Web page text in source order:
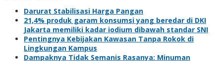
Darurat Stabilisasi Harga Pangan
21,4% produk garam konsumsi yang beredar di DKI
Jakarta memiliki kadar iodium dibawah standar SNI
Pentingnya Kebijakan Kawasan Tanpa Rokok di
Lingkungan Kampus
Dampaknya Tidak Semanis Rasanya: Minuman